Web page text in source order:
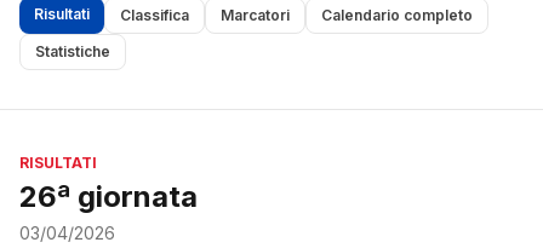
Risultati Classifica Marcatori
Calendario completo
Statistiche
RISULTATI
26ª giornata
03/04/2026